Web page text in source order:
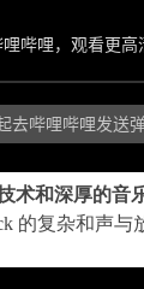
和深厚的音
的复杂和声